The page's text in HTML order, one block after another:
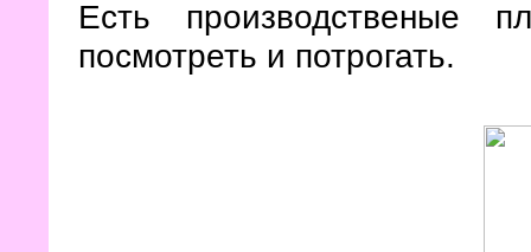
Есть производственые
посмотреть и потрогать.